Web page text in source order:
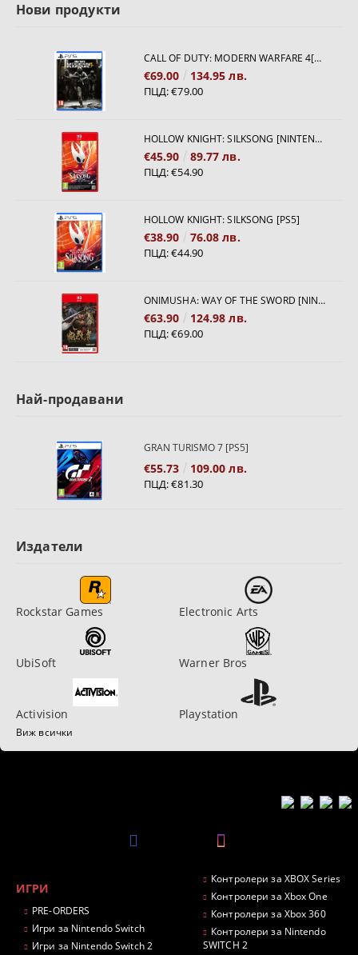
Нови продукти
CALL OF DUTY: MODERN WARFARE 4[PS5]
€69.00 134.95 лв.
ПЦД:€79.00
HOLLOW KNIGHT: SILKSONG [NINTENDO SWITCH 2]
€45.90 89.77 лв.
ПЦД:€54.90
HOLLOW KNIGHT: SILKSONG [PS5]
€38.90 76.08 лв.
ПЦД:€44.90
ONIMUSHA: WAY OF THE SWORD [NINTENDO SWITCH 2]
€63.90 124.98 лв.
ПЦД:€69.00
Най-продавани
GRAN TURISMO 7 [PS5]
€55.73 109.00 лв.
ПЦД:€81.30
Издатели
Rockstar Games Electronic Arts
UbiSoft Warner Bros
Activision Playstation
Виж всички
ИГРИ
PRE-ORDERS
Игри за Nintendo Switch
Игри за Nintendo Switch 2
Контролери за XBOX Series
Контролери за Xbox One
Контролери за Xbox 360
Контролери за Nintendo
SWITCH 2